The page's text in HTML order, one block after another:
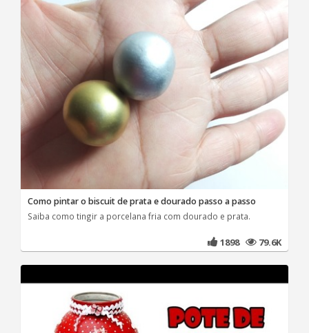
Como pintar o biscuit de prata e dourado passo a passo
Saiba como tingir a porcelana fria com dourado e prata.
1898 79.6K